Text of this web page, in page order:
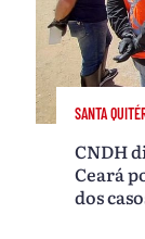
SANTA
CNDH
Ceará
dos